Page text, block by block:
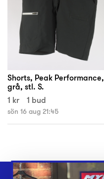
Shorts, Peak Performance,
grå, stl. S.
1 kr
1 bud
sön 16 aug 21:45